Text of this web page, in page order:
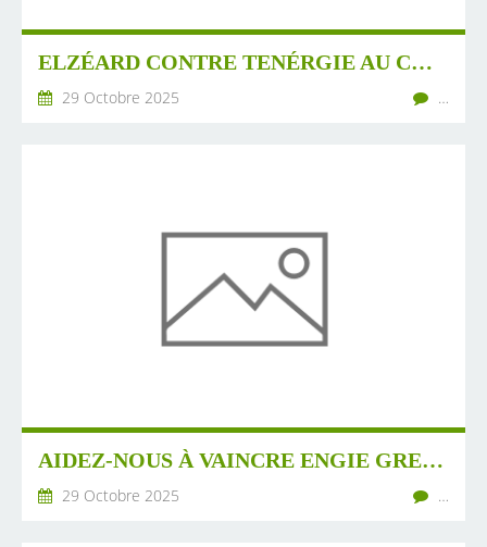
ELZÉARD CONTRE TENÉRGIE AU CONSEIL D'ETAT
29 Octobre 2025 …
AIDEZ-NOUS À VAINCRE ENGIE GREEN AU CONSEIL D'ETAT...
29 Octobre 2025 …